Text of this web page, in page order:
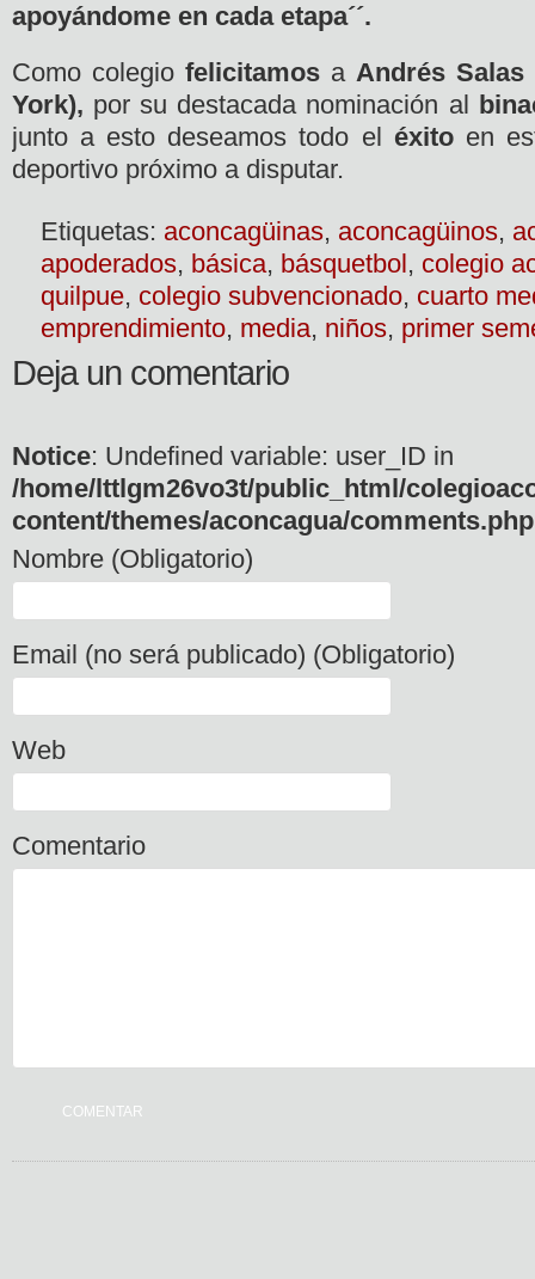
apoyándome en cada etapa´´.
Como colegio felicitamos a Andrés Salas
York), por su destacada nominación al
junto a esto deseamos todo el éxitoen
deportivo próximo a disputar.
Etiquetas: aconcagüinas, aconcagüinos,
apoderados, básica, básquetbol, colegio
quilpue, colegio subvencionado, cuarto
emprendimiento, media, niños, primer
Deja un comentario
Notice: Undefined variable: user_ID in
/home/lttlgm26vo3t/public_html/
content/themes/aconcagua/comments.php
Nombre (Obligatorio)
Email (no será publicado) (Obligatorio)
Web
Comentario